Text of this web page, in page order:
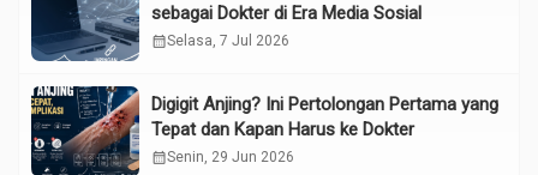
sebagai Dokter di Era Media Sosial
calendar_monthSelasa, 7 Jul 2026
Digigit Anjing? Ini Pertolongan Pertama yang
Tepat dan Kapan Harus ke Dokter
calendar_monthSenin, 29 Jun 2026